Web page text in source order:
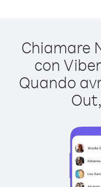
Chiamare
con
Quando